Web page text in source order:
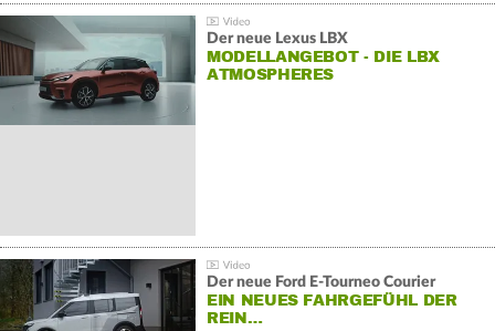
Der neue Lexus LBX
MODELLANGEBOT - DIE LBX
ATMOSPHERES
Der neue Ford E-Tourneo Courier
EIN NEUES FAHRGEFÜHL DER
REIN…